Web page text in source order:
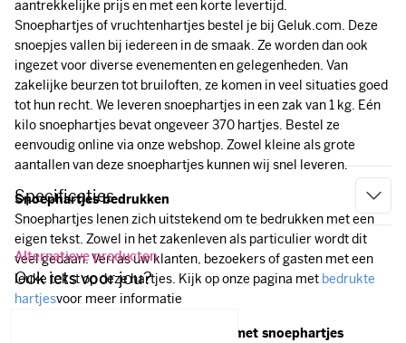
Specificaties
aantrekkelijke prijs en met een korte levertijd.
Snoephartjes of vruchtenhartjes bestel je bij Geluk.com. Deze
snoepjes vallen bij iedereen in de smaak. Ze worden dan ook
ingezet voor diverse evenementen en gelegenheden. Van
zakelijke beurzen tot bruiloften, ze komen in veel situaties goed
tot hun recht. We leveren snoephartjes in een zak van 1 kg. Eén
kilo snoephartjes bevat ongeveer 370 hartjes. Bestel ze
eenvoudig online via onze webshop. Zowel kleine als grote
aantallen van deze snoephartjes kunnen wij snel leveren.
Snoephartjes bedrukken
Snoephartjes lenen zich uitstekend om te bedrukken met een
eigen tekst. Zowel in het zakenleven als particulier wordt dit
veel gedaan. Verras uw klanten, bezoekers of gasten met een
leuke tekst op deze hartjes. Kijk op onze pagina met bedrukte
hartjesvoor meer informatie
Gevarieerd aanbod van producten met snoephartjes
Alternatieve producten
Ook iets voor jou?